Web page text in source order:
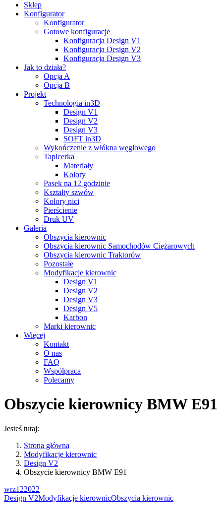
Sklep
Konfigurator
Konfigurator
Gotowe konfiguracje
Konfiguracja Design V1
Konfiguracja Design V2
Konfiguracja Design V3
Jak to działa?
Opcja A
Opcja B
Projekt
Technologia in3D
Design V1
Design V2
Design V3
SOFT in3D
Wykończenie z włókna węglowego
Tapicerka
Materiały
Kolory
Pasek na 12 godzinie
Kształty szwów
Kolory nici
Pierścienie
Druk UV
Galeria
Obszycia kierownic
Obszycia kierownic Samochodów Ciężarowych
Obszycia kierownic Traktorów
Pozostałe
Modyfikacje kierownic
Design V1
Design V2
Design V3
Design V5
Karbon
Marki kierownic
Więcej
Kontakt
O nas
FAQ
Współpraca
Polecamy
Obszycie kierownicy BMW E91
Jesteś tutaj:
Strona główna
Modyfikacje kierownic
Design V2
Obszycie kierownicy BMW E91
wrz122022
Design V2Modyfikacje kierownicObszycia kierownic